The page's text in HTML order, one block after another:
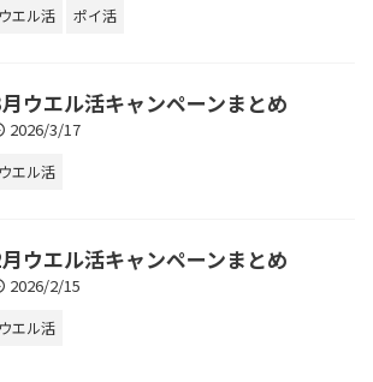
ウエル活 ポイ活
ウエル活キャンペーンまとめ
2026/3/17
ウエル活
ウエル活キャンペーンまとめ
2026/2/15
ウエル活